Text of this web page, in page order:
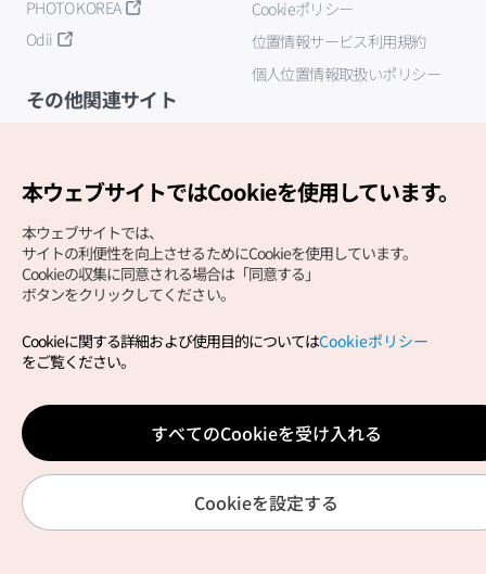
PHOTO KOREA
Odii
Cookieポリシー
位置情報サービス利用規約
個人位置情報取扱いポリシー
その他関連サイト
Copyright (c) Korea Tourism Organization All Rights
サイトエラー報告公式メール
japanese@knto.or.kr
本ウェブサイトではCookieを使用しています。
本ウェブサイトでは、
サイトの利便性を向上させるためにCookieを使用しています。
Cookieの収集に同意される場合は「同意する」
ボタンをクリックしてください。
Cookieに関する詳細および使用目的についてはCookieポリシー
をご覧ください。
すべてのCookieを受け入れる
Cookieを設定する